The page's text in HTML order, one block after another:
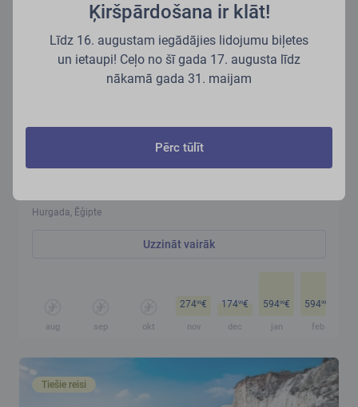
Hurgada, Ēģipte
Uzzināt vairāk
aug sep okt
27499€
nov
17499€
dec
59499€
jan
59499
feb
Tiešie reisi
Ķiršpārdošana ir klāt!
Līdz 16. augustam iegādājies lidojumu biļetes
un ietaupi! Ceļo no šī gada 17. augusta līdz
nākamā gada 31. maijam
Pērc tūlīt